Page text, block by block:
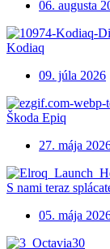
06. augusta
Kodiaq
09. júla 2026
Škoda Epiq
27. mája
S nami teraz
05. mája